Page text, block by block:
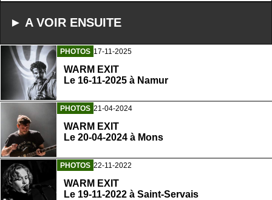
► A VOIR ENSUITE
PHOTOS 17-11-2025
WARM EXIT
Le 16-11-2025 à Namur
PHOTOS 21-04-2024
WARM EXIT
Le 20-04-2024 à Mons
PHOTOS 22-11-2022
WARM EXIT
Le 19-11-2022 à Saint-Servais